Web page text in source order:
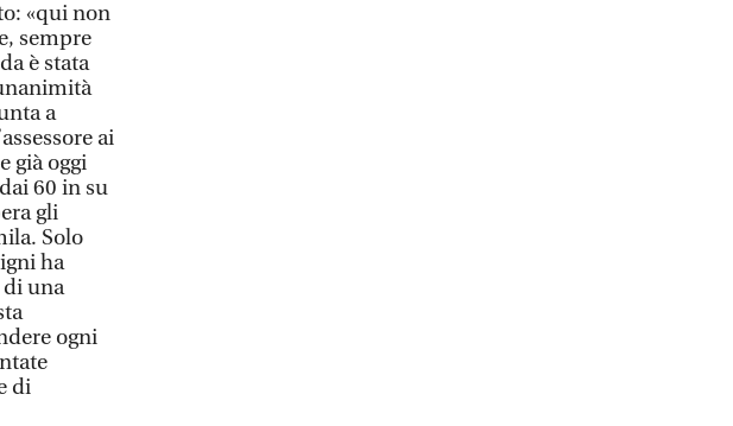
«qui non
sempre
è stata
a
ai
già oggi
60 in su
gli
Solo
ha
di una
ogni
di